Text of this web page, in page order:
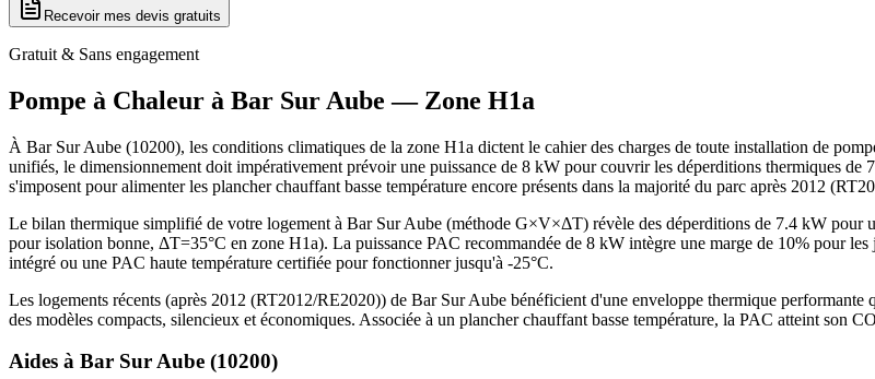
Recevoir mes devis gratuits
Gratuit & Sans engagement
Pompe à Chaleur à Bar Sur Aube — Zone H1a
À Bar Sur Aube (10200), les conditions climatiques de la zone H1a dictent le cahier des charges de toute installation de
unifiés, le dimensionnement doit impérativement prévoir une puissance de 8 kW pour couvrir les déperditions thermiques
s'imposent pour alimenter les plancher chauffant basse température encore présents dans la majorité du parc après 2012
Le bilan thermique simplifié de votre logement à Bar Sur Aube (méthode G×V×ΔT) révèle des déperditions de 7.4 kW
pour isolation bonne, ΔT=35°C en zone H1a). La puissance PAC recommandée de 8 kW intègre une marge de 10% pour
intégré ou une PAC haute température certifiée pour fonctionner jusqu'à -25°C.
Les logements récents (après 2012 (RT2012/RE2020)) de Bar Sur Aube bénéficient d'une enveloppe thermique
des modèles compacts, silencieux et économiques. Associée à un plancher chauffant basse température, la PAC atteint son
Aides à Bar Sur Aube (10200)